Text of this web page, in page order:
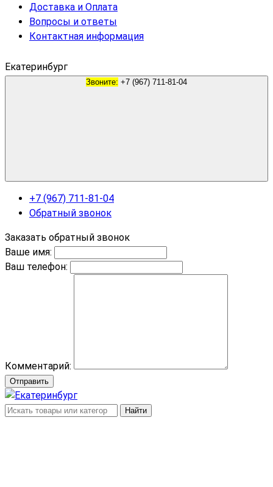
Доставка и Оплата
Вопросы и ответы
Контактная информация
Екатеринбург
Звоните:
+7 (967) 711-81-04
Обратный звонок
Заказать обратный звонок
Ваше имя:
Ваш телефон:
Комментарий:
Отправить
Найти